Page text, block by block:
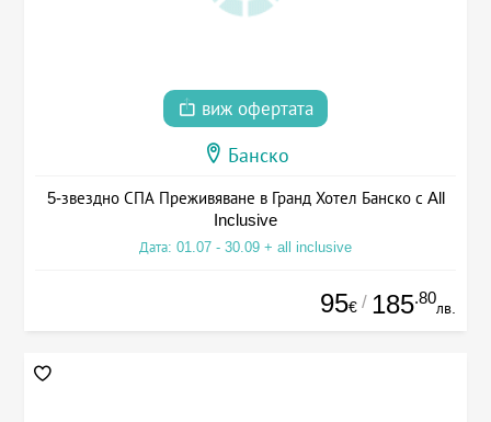
виж офертата
Банско
5-звездно СПА Преживяване в Гранд Хотел Банско с All
Inclusive
Дата: 01.07 - 30.09 + all inclusive
95€ / 185.80
лв.